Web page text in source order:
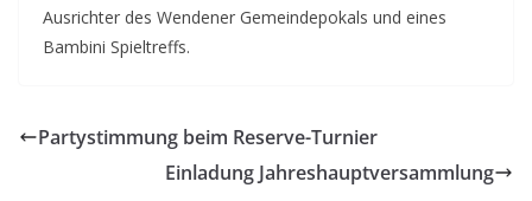
Ausrichter des Wendener Gemeindepokals und eines
Bambini Spieltreffs.
Partystimmung beim Reserve-Turnier
Einladung Jahreshauptversammlung